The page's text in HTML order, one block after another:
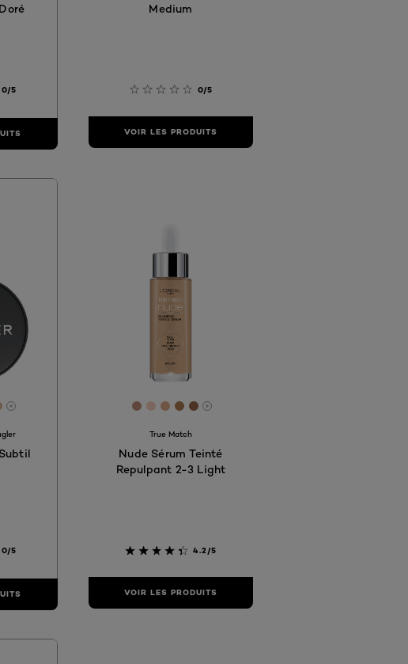
0/5
Medium
0/5
VOIR LES PRODUITS
#F6E6D2
#F2DBC0
#E0BE9C
#DCB690
More shades are available
0/5
[Color]: #C2907A
[Color]: #F9D0BE
[Color]: #E0AB87
[Color]: #AE7C50
[Color]: #996649
More shades are available
True Match
Nude Sérum Teinté
Repulpant 2-3 Light
4.2/5
VOIR LES PRODUITS